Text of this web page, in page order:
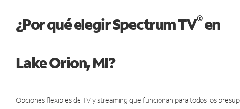
¿Por qué elegir Spectrum TV®en
Lake Orion, MI?
Opciones flexibles de TV y streaming que funcionan para todos los